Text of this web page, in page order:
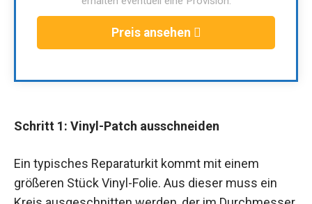
Preis ansehen
Schritt 1: Vinyl-Patch ausschneiden
Ein typisches Reparaturkit kommt mit einem
größeren Stück Vinyl-Folie. Aus dieser muss ein